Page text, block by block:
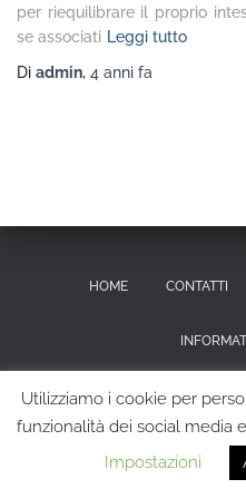
per riequilibrare il proprio
se associati Leggi tutto
Di admin, 4 anni fa
HOME CONTATTI
RICHIESTA
Hestia |
Utilizziamo i cookie per
funzionalità dei social media
Impostazioni